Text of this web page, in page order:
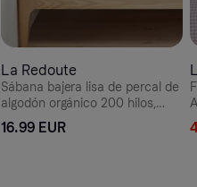
La Redoute
Sábana bajera lisa de percal de
algodón orgánico 200 hilos,
Scenario
16.99 EUR